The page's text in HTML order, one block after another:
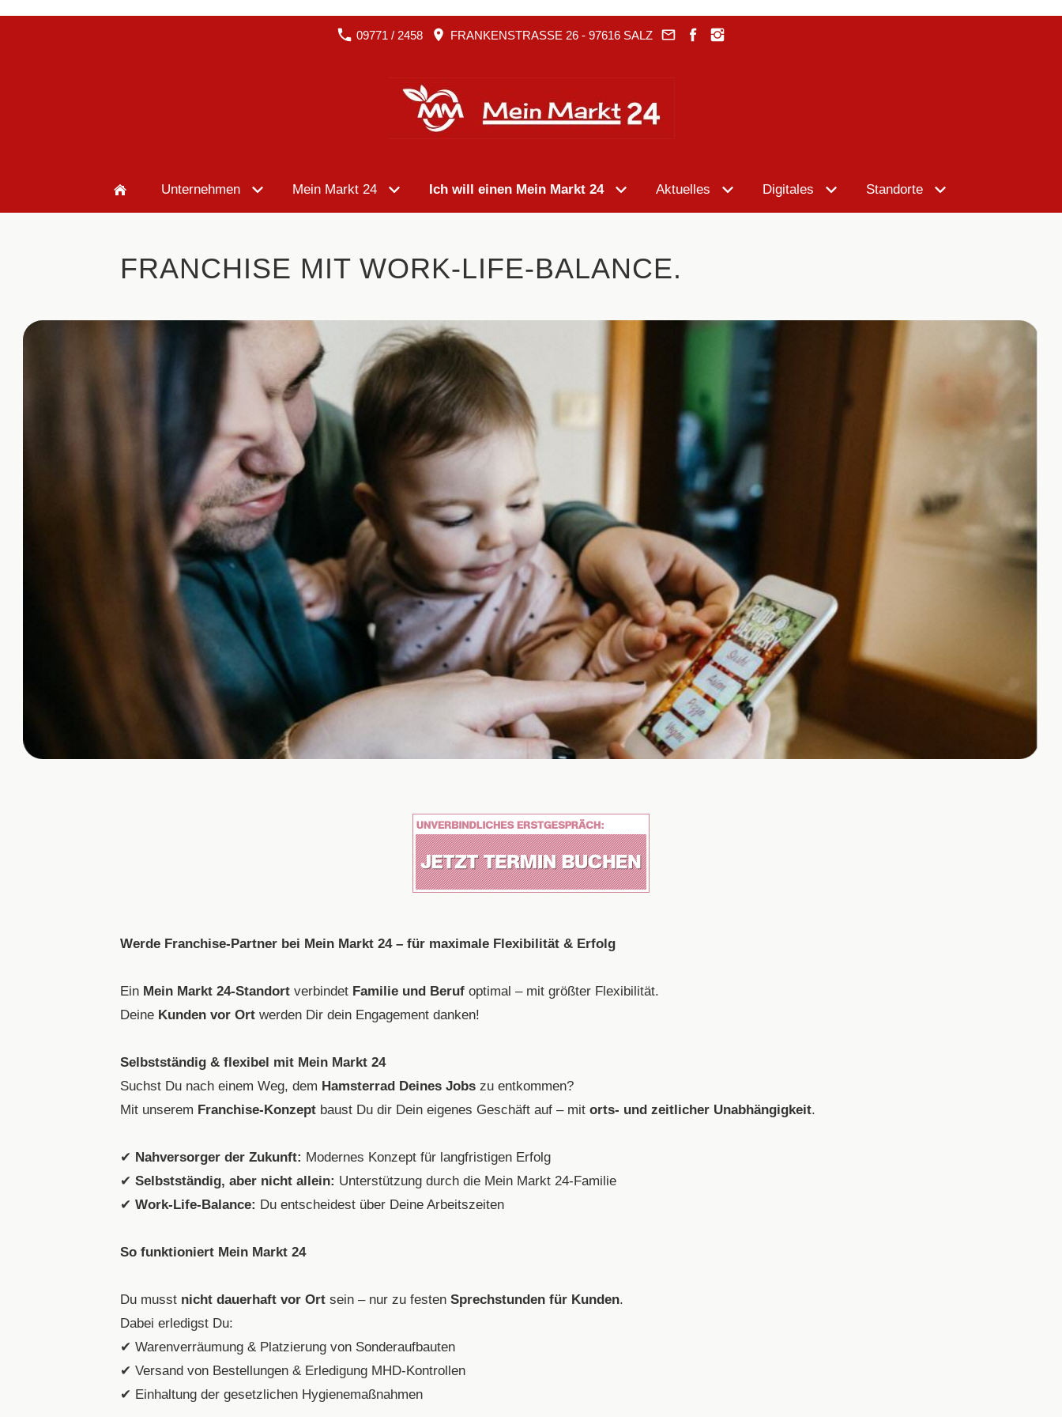
09771 / 2458 FRANKENSTRASSE 26 - 97616 SALZ
Unternehmen Mein Markt 24 Ich will einen Mein Markt 24 Aktuelles Digitales Standorte
FRANCHISE MIT WORK-LIFE-BALANCE.
Werde Franchise-Partner bei Mein Markt 24 – für maximale Flexibilität & Erfolg
Ein Mein Markt 24-Standort verbindet Familie und Beruf optimal – mit größter Flexibilität.
Deine Kunden vor Ort werden Dir dein Engagement danken!
Selbstständig & flexibel mit Mein Markt 24
Suchst Du nach einem Weg, dem Hamsterrad Deines Jobs zu entkommen?
Mit unserem Franchise-Konzept baust Du dir Dein eigenes Geschäft auf – mit orts- und zeitlicher Unabhängigkeit.
✔ Nahversorger der Zukunft: Modernes Konzept für langfristigen Erfolg
✔ Selbstständig, aber nicht allein: Unterstützung durch die Mein Markt 24-Familie
✔ Work-Life-Balance: Du entscheidest über Deine Arbeitszeiten
So funktioniert Mein Markt 24
Du musst nicht dauerhaft vor Ort sein – nur zu festen Sprechstunden für Kunden.
Dabei erledigst Du:
✔ Warenverräumung & Platzierung von Sonderaufbauten
✔ Versand von Bestellungen & Erledigung MHD-Kontrollen
✔ Einhaltung der gesetzlichen Hygienemaßnahmen